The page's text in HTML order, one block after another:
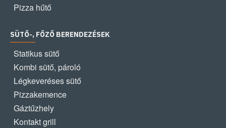
Pizza hűtő
SÜTŐ-, FŐZŐ BERENDEZÉSEK
Statikus sütő
Kombi sütő, pároló
Légkeveréses sütő
Pizzakemence
Gáztűzhely
Kontakt grill